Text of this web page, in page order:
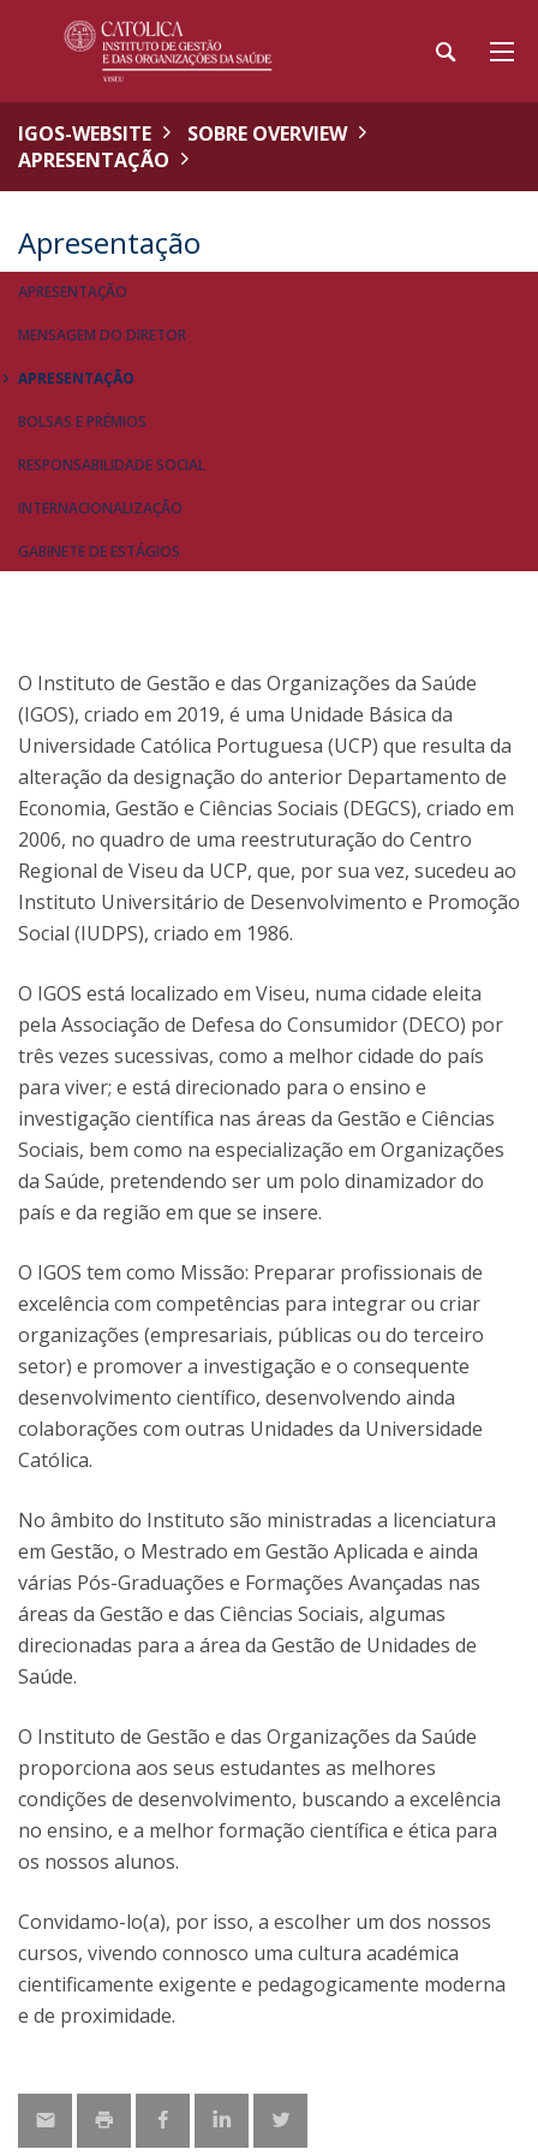
IGOS-WEBSITE
SOBRE OVERVIEW
APRESENTAÇÃO
Apresentação
APRESENTAÇÃO
MENSAGEM DO DIRETOR
APRESENTAÇÃO
BOLSAS E PRÉMIOS
RESPONSABILIDADE SOCIAL
INTERNACIONALIZAÇÃO
GABINETE DE ESTÁGIOS
O Instituto de Gestão e das Organizações da Saúde
(IGOS), criado em 2019, é uma Unidade Básica da
Universidade Católica Portuguesa (UCP) que resulta da
alteração da designação do anterior Departamento de
Economia, Gestão e Ciências Sociais (DEGCS), criado em
2006, no quadro de uma reestruturação do Centro
Regional de Viseu da UCP, que, por sua vez, sucedeu ao
Instituto Universitário de Desenvolvimento e Promoção
Social (IUDPS), criado em 1986.
O IGOS está localizado em Viseu, numa cidade eleita
pela Associação de Defesa do Consumidor (DECO) por
três vezes sucessivas, como a melhor cidade do país
para viver; e está direcionado para o ensino e
investigação científica nas áreas da Gestão e Ciências
Sociais, bem como na especialização em Organizações
da Saúde, pretendendo ser um polo dinamizador do
país e da região em que se insere.
O IGOS tem como Missão: Preparar profissionais de
excelência com competências para integrar ou criar
organizações (empresariais, públicas ou do terceiro
setor) e promover a investigação e o consequente
desenvolvimento científico, desenvolvendo ainda
colaborações com outras Unidades da Universidade
Católica.
No âmbito do Instituto são ministradas a licenciatura
em Gestão, o Mestrado em Gestão Aplicada e ainda
várias Pós-Graduações e Formações Avançadas nas
áreas da Gestão e das Ciências Sociais, algumas
direcionadas para a área da Gestão de Unidades de
Saúde.
O Instituto de Gestão e das Organizações da Saúde
proporciona aos seus estudantes as melhores
condições de desenvolvimento, buscando a excelência
no ensino, e a melhor formação científica e ética para
os nossos alunos.
Convidamo-lo(a), por isso, a escolher um dos nossos
cursos, vivendo connosco uma cultura académica
cientificamente exigente e pedagogicamente moderna
e de proximidade.